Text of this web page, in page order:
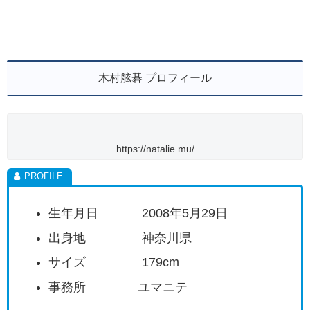
木村舷碁 プロフィール
https://natalie.mu/
生年月日 2008年5月29日
出身地 神奈川県
サイズ 179cm
事務所 ユマニテ